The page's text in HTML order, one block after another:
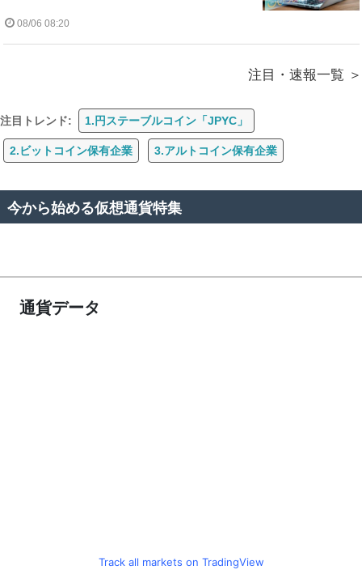
08/06 08:20
注目・速報一覧
注目トレンド: 1.円ステーブルコイン「JPYC」
2.ビットコイン保有企業 3.アルトコイン保有企業
今から始める仮想通貨特集
通貨データ
Track all markets on TradingView